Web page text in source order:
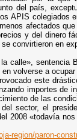
del país,
APIS colegiados
afectados
y del dinero
convirtieron en
calle», sentencia
volverse a
este
importes de
de las
sector, el
2008 «todavía
region/paron-